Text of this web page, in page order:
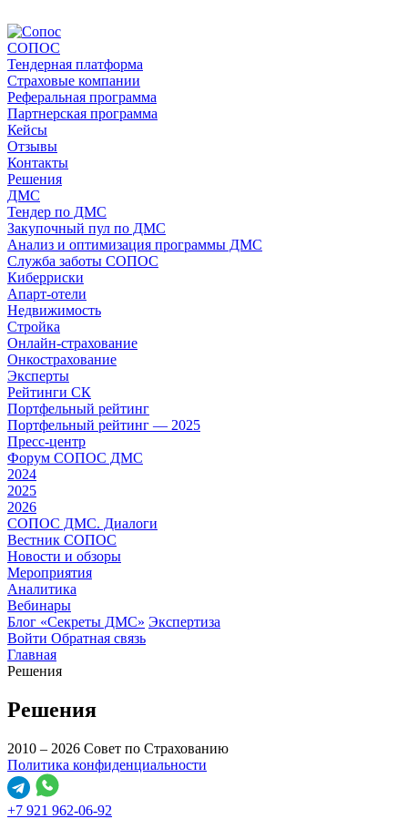
СОПОС
Тендерная платформа
Страховые компании
Реферальная программа
Партнерская программа
Кейсы
Отзывы
Контакты
Решения
ДМС
Тендер по ДМС
Закупочный пул по ДМС
Анализ и оптимизация программы ДМС
Служба заботы СОПОС
Киберриски
Апарт-отели
Недвижимость
Стройка
Онлайн-страхование
Онкострахование
Эксперты
Рейтинги СК
Портфельный рейтинг
Портфельный рейтинг — 2025
Пресс-центр
Форум СОПОС ДМС
2024
2025
2026
СОПОС ДМС. Диалоги
Вестник СОПОС
Новости и обзоры
Мероприятия
Аналитика
Вебинары
Блог «Секреты ДМС» Экспертиза
Войти Обратная связь
Главная
Решения
Решения
2010 – 2026 Совет по Страхованию
Политика конфиденциальности
+7 921 962-06-92